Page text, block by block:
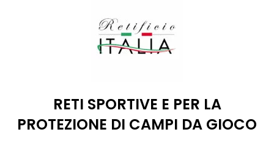
RETI SPORTIVE E PER LA
PROTEZIONE DI CAMPI DA GIOCO